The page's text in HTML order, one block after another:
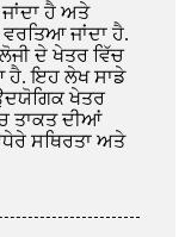
ਹੈ ਅਤੇ
ਜਾਂਦਾ ਹੈ.
ਦੇ ਖੇਤਰ ਵਿੱਚ
ਹੈ. ਇਹ ਲੇਖ ਸਾਡੇ
ਖੇਤਰ
ਤਾਕਤ ਦੀਆਂ
ਸਥਿਰਤਾ ਅਤੇ